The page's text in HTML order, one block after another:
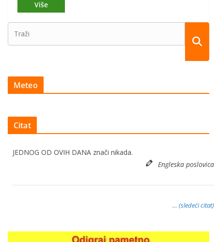
Meteo
Citat
JEDNOG OD OVIH DANA znači nikada.
Engleska poslovica
… (sledeći citat)